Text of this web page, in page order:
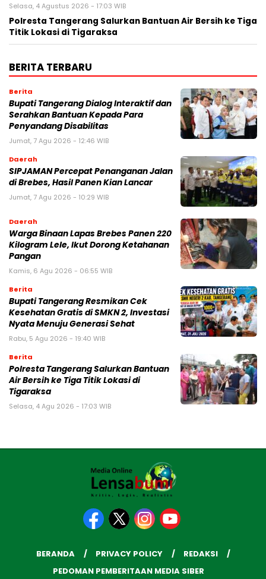
Selasa, 4 Agustus 2026 - 17:03 WIB
Polresta Tangerang Salurkan Bantuan Air Bersih ke Tiga
Titik Lokasi di Tigaraksa
BERITA TERBARU
Berita
Bupati Tangerang Dialog Interaktif dan
Serahkan Bantuan Kepada Para
Penyandang Disabilitas
Jumat, 7 Agu 2026 - 12:46 WIB
Daerah
SIPJAMAN Percepat Penanganan Jalan
di Brebes, Hasil Panen Kian Lancar
Jumat, 7 Agu 2026 - 10:29 WIB
Daerah
Warga Binaan Lapas Brebes Panen 220
Kilogram Lele, Ikut Dorong Ketahanan
Pangan
Kamis, 6 Agu 2026 - 06:55 WIB
Berita
‎Bupati Tangerang Resmikan Cek
Kesehatan Gratis di SMKN 2, Investasi
Nyata Menuju Generasi Sehat
Rabu, 5 Agu 2026 - 19:40 WIB
Berita
Polresta Tangerang Salurkan Bantuan
Air Bersih ke Tiga Titik Lokasi di
Tigaraksa
Selasa, 4 Agu 2026 - 17:03 WIB
BERANDA PRIVACY POLICY
REDAKSI
PEDOMAN PEMBERITAAN MEDIA SIBER